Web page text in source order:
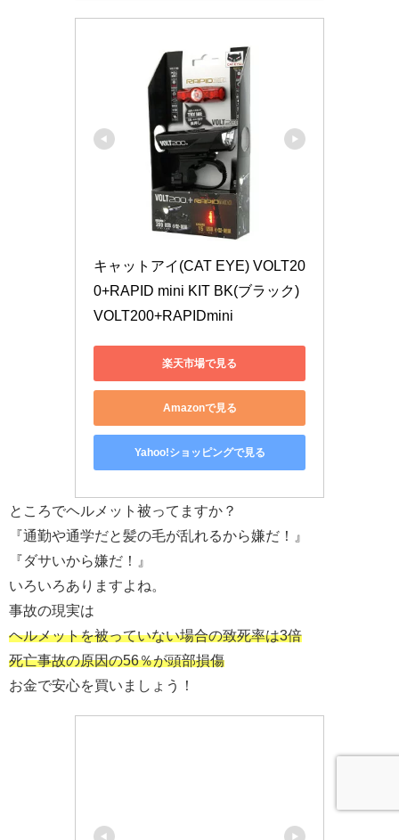
キャットアイ(CAT EYE) VOLT20
0+RAPID mini KIT BK(ブラック)
VOLT200+RAPIDmini
楽天市場で見る
Amazonで見る
Yahoo!ショッピングで見る
ところでヘルメット被ってますか？
『通勤や通学だと髪の毛が乱れるから嫌だ！』
『ダサいから嫌だ！』
いろいろありますよね。
事故の現実は
ヘルメットを被っていない場合の致死率は3倍
死亡事故の原因の56％が頭部損傷
お金で安心を買いましょう！